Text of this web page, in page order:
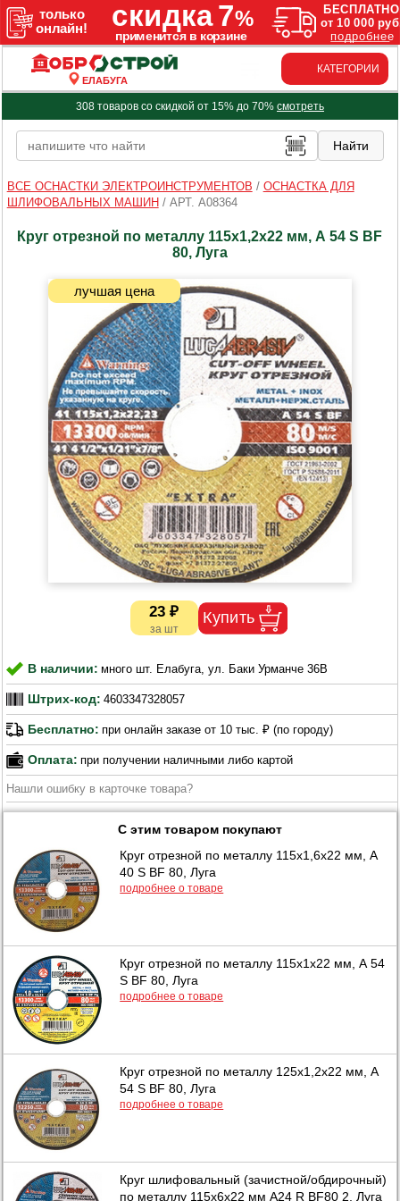
ЕЛАБУГА
КАТЕГОРИИ
308 товаров со скидкой от 15% до 70% смотреть
ВСЕ ОСНАСТКИ ЭЛЕКТРОИНСТРУМЕНТОВ / ОСНАСТКА ДЛЯ
ШЛИФОВАЛЬНЫХ МАШИН / АРТ. A08364
Круг отрезной по металлу 115х1,2х22 мм, А 54 S BF
80, Луга
23 ₽
В наличии: много шт. Елабуга, ул. Баки Урманче 36В
Штрих-код: 4603347328057
Бесплатно: при онлайн заказе от 10 тыс. ₽ (по городу)
Оплата: при получении наличными либо картой
Нашли ошибку в карточке товара?
С этим товаром покупают
Круг отрезной по металлу 115х1,6х22 мм, А
40 S BF 80, Луга
подробнее о товаре
Круг отрезной по металлу 115х1х22 мм, А 54
S BF 80, Луга
подробнее о товаре
Круг отрезной по металлу 125х1,2х22 мм, А
54 S BF 80, Луга
подробнее о товаре
Круг шлифовальный (зачистной/обдирочный)
по металлу 115х6х22 мм А24 R BF80 2, Луга